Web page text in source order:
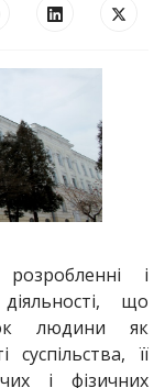
і
що
людини як
її
і фізичних